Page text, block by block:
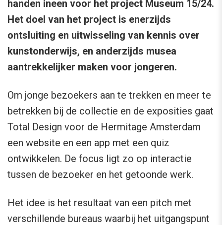
handen ineen voor het project Museum 15/24.
Het doel van het project is enerzijds
ontsluiting en uitwisseling van kennis over
kunstonderwijs, en anderzijds musea
aantrekkelijker maken voor jongeren.
Om jonge bezoekers aan te trekken en meer te
betrekken bij de collectie en de exposities gaat
Total Design voor de Hermitage Amsterdam
een website en een app met een quiz
ontwikkelen. De focus ligt zo op interactie
tussen de bezoeker en het getoonde werk.
Het idee is het resultaat van een pitch met
verschillende bureaus waarbij het uitgangspunt